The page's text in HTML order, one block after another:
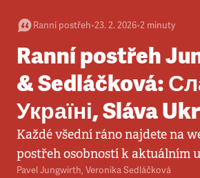
Ranní postřeh•23. 2. 2026•2 minuty
Ranní postřeh
& Sedláčková:
Україні, Sláva
Každé všední ráno najdete na
postřeh osobností k aktuálním
Pavel Jungwirth, Veronika Sedláčková